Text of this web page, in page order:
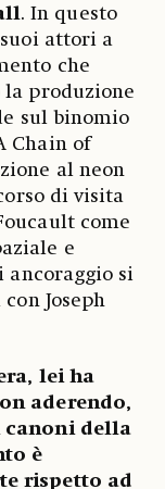
. In questo
attori a
che
la produzione
sul binomio
Chain of
al neon
di visita
come
e
si
Joseph
lei ha
aderendo,
canoni della
è
rispetto ad